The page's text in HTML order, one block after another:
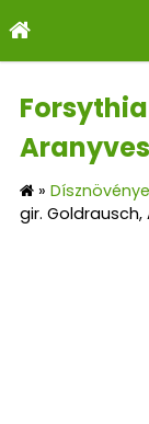
»
gir. Goldrausch,